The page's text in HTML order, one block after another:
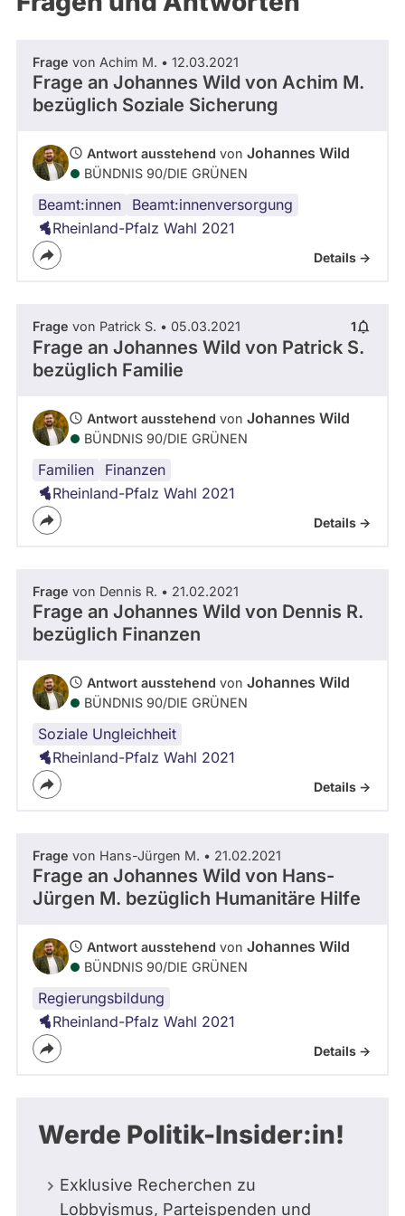
oder
Mandaten
können
abgeordnetenwatch
befragt
werden.
Frage von Achim M. • 12.03.2021
Frage an Johannes Wild von Achim M.
bezüglich Soziale Sicherung
Antwort ausstehend von Johannes Wild
BÜNDNIS 90/­DIE GRÜNEN
Beamt:innen Beamt:innenversorgung
Rheinland-
Pfalz
Krankenversicherung
Rheinland-Pfalz Wahl 2021
Details ->
Frage von Patrick S. • 05.03.2021 1
Frage an Johannes Wild von Patrick S.
bezüglich Familie
Antwort ausstehend von Johannes Wild
BÜNDNIS 90/­DIE GRÜNEN
Familien
Finanzen
Rheinland-Pfalz Wahl 2021
Details ->
Frage von Dennis R. • 21.02.2021
Frage an Johannes Wild von Dennis R.
bezüglich Finanzen
Antwort ausstehend von Johannes Wild
BÜNDNIS 90/­DIE GRÜNEN
Soziale Ungleichheit
Rheinland-Pfalz Wahl 2021
Details ->
Frage von Hans-Jürgen M. • 21.02.2021
Frage an Johannes Wild von Hans-
Jürgen M. bezüglich Humanitäre Hilfe
Antwort ausstehend von Johannes Wild
BÜNDNIS 90/­DIE GRÜNEN
Regierungsbildung
Rheinland-Pfalz Wahl 2021
Details ->
Werde Politik-Insider:in!
Exklusive Recherchen zu
Lobbyismus, Parteispenden und